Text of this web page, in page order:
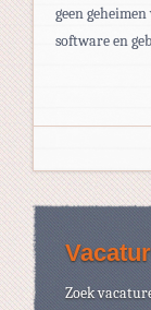
geen
software en
Zoek